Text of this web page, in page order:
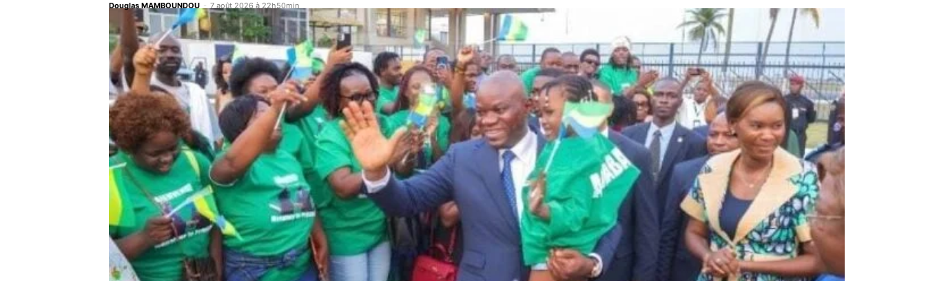
Douglas MAMBOUNDOU - 7 août 2026 à 22h50min